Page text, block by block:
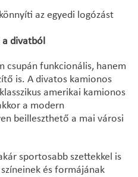
az egyedi logózást
a divatból
csupán funkcionális, hanem
is. A divatos kamionos
amerikai kamionos
a modern
beilleszthető a mai városi
sportosabb szettekkel is
és formájának